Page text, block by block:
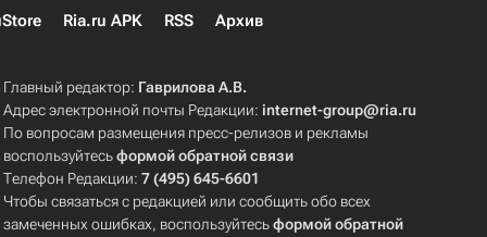
Ria.ru APK RSS Архив
Главный редактор: Гаврилова А.В.
Адрес электронной почты Редакции:internet-group@ria.ru
По вопросам размещения пресс-релизов и рекламы
воспользуйтесьформой обратной связи
Телефон Редакции:7 (495) 645-6601
Чтобы связаться с редакцией или сообщить обо всех
замеченных ошибках, воспользуйтесьформой обратной